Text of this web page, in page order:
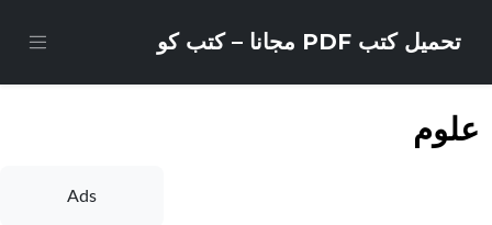
تحميل كتب PDF مجانا – كتب كو
علوم
Ads